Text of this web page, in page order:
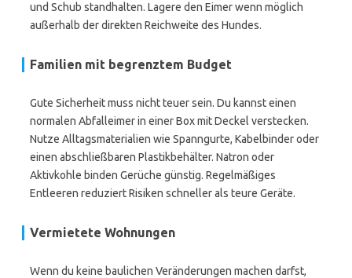
und Schub standhalten. Lagere den Eimer wenn möglich
außerhalb der direkten Reichweite des Hundes.
Familien mit begrenztem Budget
Gute Sicherheit muss nicht teuer sein. Du kannst einen
normalen Abfalleimer in einer Box mit Deckel verstecken.
Nutze Alltagsmaterialien wie Spanngurte, Kabelbinder oder
einen abschließbaren Plastikbehälter. Natron oder
Aktivkohle binden Gerüche günstig. Regelmäßiges
Entleeren reduziert Risiken schneller als teure Geräte.
Vermietete Wohnungen
Wenn du keine baulichen Veränderungen machen darfst,